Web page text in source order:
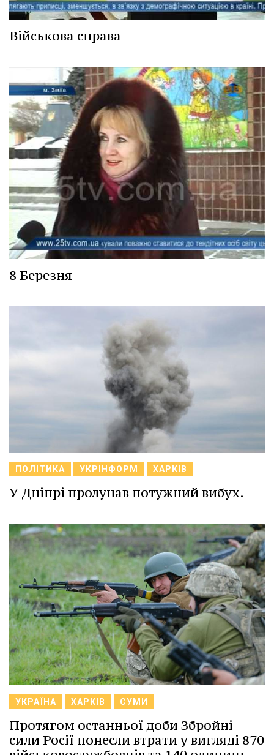
Військова справа
8 Березня
ПОЛІТИКА УКРІНФОРМ ХАРКІВ
У Дніпрі пролунав потужний вибух.
УКРАЇНА ХАРКІВ СУМИ
Протягом останньої доби Збройні
сили Росії понесли втрати у вигляді 870